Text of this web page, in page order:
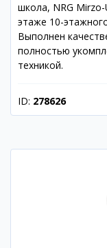
школа, NRG
этаже 10-
Выполнен
полностью
техникой.
ID: 278626